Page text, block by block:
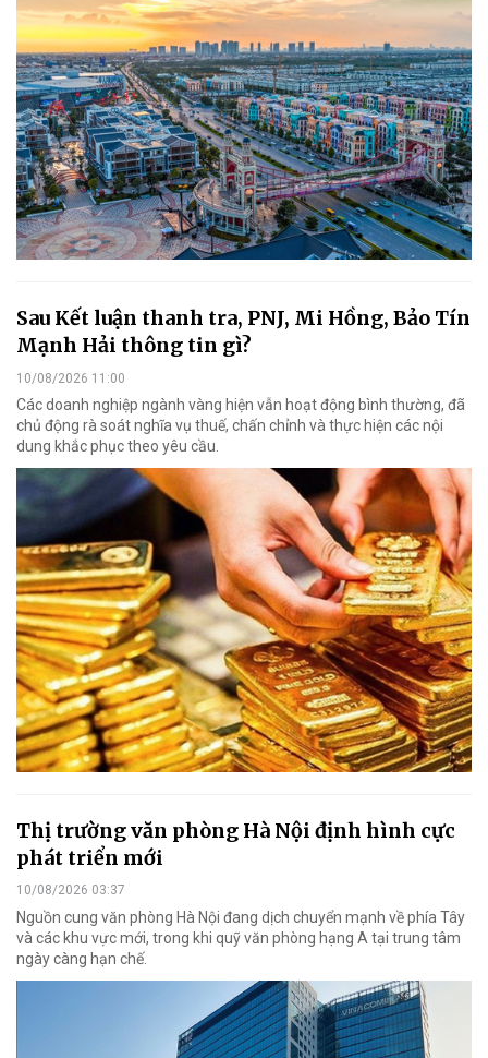
Sau Kết luận thanh tra, PNJ, Mi Hồng, Bảo Tín
Mạnh Hải thông tin gì?
10/08/2026 11:00
Các doanh nghiệp ngành vàng hiện vẫn hoạt động bình thường, đã
chủ động rà soát nghĩa vụ thuế, chấn chỉnh và thực hiện các nội
dung khắc phục theo yêu cầu.
Thị trường văn phòng Hà Nội định hình cực
phát triển mới
10/08/2026 03:37
Nguồn cung văn phòng Hà Nội đang dịch chuyển mạnh về phía Tây
và các khu vực mới, trong khi quỹ văn phòng hạng A tại trung tâm
ngày càng hạn chế.